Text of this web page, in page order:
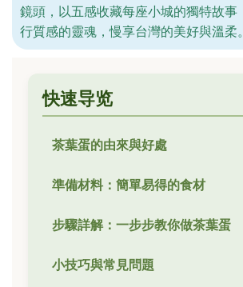
鏡頭，以五感收藏每座小城的獨特故事
行質感的靈魂，慢享台灣的美好與溫柔。
快速导览
茶葉蛋的由來與好處
準備材料：簡單易得的食材
步驟詳解：一步步教你做茶葉蛋
小技巧與常見問題